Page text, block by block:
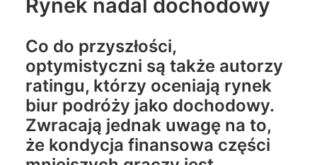
Rynek nadal dochodowy
Co do przyszłości,
optymistyczni są także autorzy
ratingu, którzy oceniają rynek
biur podróży jako dochodowy.
Zwracają jednak uwagę na to,
że kondycja finansowa części